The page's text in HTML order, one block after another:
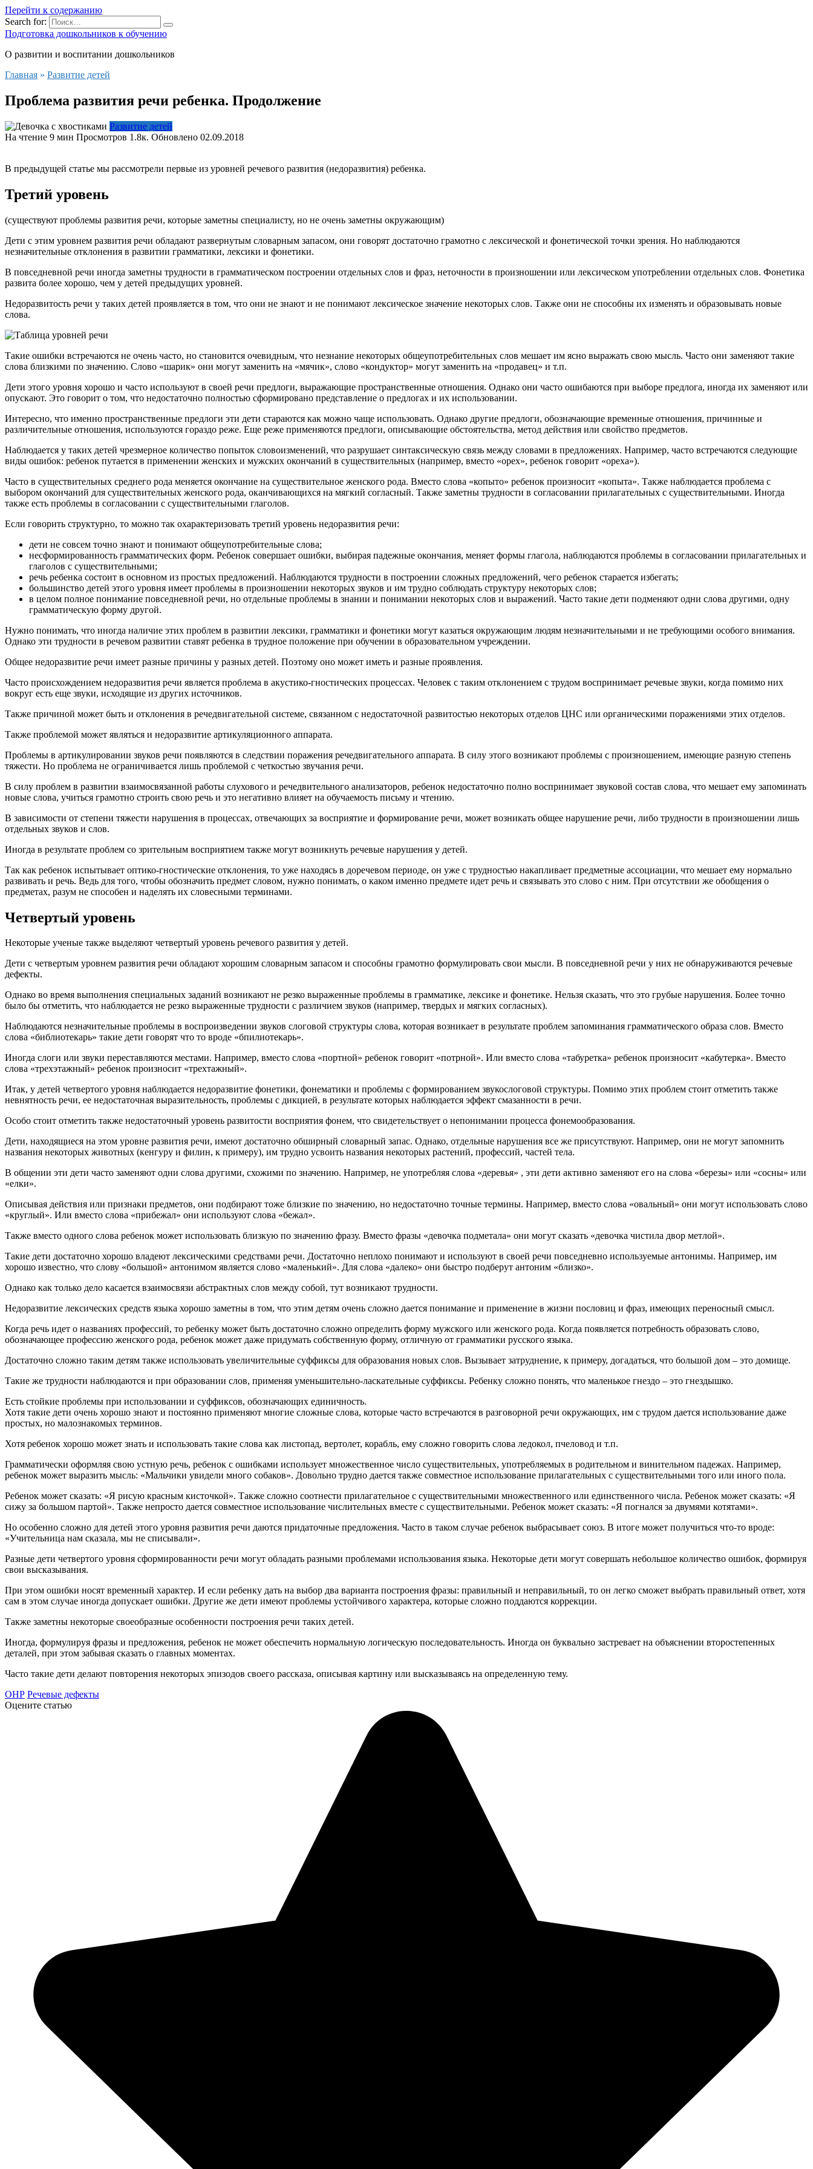
Перейти к содержанию
Search for:
Подготовка дошкольников к обучению
О развитии и воспитании дошкольников
Главная » Развитие детей
Проблема развития речи ребенка. Продолжение
Развитие детей
На чтение 9 мин Просмотров 1.8к. Обновлено 02.09.2018
В предыдущей статье мы рассмотрели первые из уровней речевого развития (недоразвития) ребенка.
Третий уровень
(существуют проблемы развития речи, которые заметны специалисту, но не очень заметны окружающим)
Дети с этим уровнем развития речи обладают развернутым словарным запасом, они говорят достаточно грамотно с лексической и фонетической точки зрения. Но наблюдаются
незначительные отклонения в развитии грамматики, лексики и фонетики.
В повседневной речи иногда заметны трудности в грамматическом построении отдельных слов и фраз, неточности в произношении или лексическом употреблении отдельных слов. Фонетика
развита более хорошо, чем у детей предыдущих уровней.
Недоразвитость речи у таких детей проявляется в том, что они не знают и не понимают лексическое значение некоторых слов. Также они не способны их изменять и образовывать новые
слова.
Такие ошибки встречаются не очень часто, но становится очевидным, что незнание некоторых общеупотребительных слов мешает им ясно выражать свою мысль. Часто они заменяют такие
слова близкими по значению. Слово «шарик» они могут заменить на «мячик», слово «кондуктор» могут заменить на «продавец» и т.п.
Дети этого уровня хорошо и часто используют в своей речи предлоги, выражающие пространственные отношения. Однако они часто ошибаются при выборе предлога, иногда их заменяют или
опускают. Это говорит о том, что недостаточно полностью сформировано представление о предлогах и их использовании.
Интересно, что именно пространственные предлоги эти дети стараются как можно чаще использовать. Однако другие предлоги, обозначающие временные отношения, причинные и
различительные отношения, используются гораздо реже. Еще реже применяются предлоги, описывающие обстоятельства, метод действия или свойство предметов.
Наблюдается у таких детей чрезмерное количество попыток словоизменений, что разрушает синтаксическую связь между словами в предложениях. Например, часто встречаются следующие
виды ошибок: ребенок путается в применении женских и мужских окончаний в существительных (например, вместо «орех», ребенок говорит «ореха»).
Часто в существительных среднего рода меняется окончание на существительное женского рода. Вместо слова «копыто» ребенок произносит «копыта». Также наблюдается проблема с
выбором окончаний для существительных женского рода, оканчивающихся на мягкий согласный. Также заметны трудности в согласовании прилагательных с существительными. Иногда
также есть проблемы в согласовании с существительными глаголов.
Если говорить структурно, то можно так охарактеризовать третий уровень недоразвития речи:
дети не совсем точно знают и понимают общеупотребительные слова;
несформированность грамматических форм. Ребенок совершает ошибки, выбирая падежные окончания, меняет формы глагола, наблюдаются проблемы в согласовании прилагательных и
глаголов с существительными;
речь ребенка состоит в основном из простых предложений. Наблюдаются трудности в построении сложных предложений, чего ребенок старается избегать;
большинство детей этого уровня имеет проблемы в произношении некоторых звуков и им трудно соблюдать структуру некоторых слов;
в целом полное понимание повседневной речи, но отдельные проблемы в знании и понимании некоторых слов и выражений. Часто такие дети подменяют одни слова другими, одну
грамматическую форму другой.
Нужно понимать, что иногда наличие этих проблем в развитии лексики, грамматики и фонетики могут казаться окружающим людям незначительными и не требующими особого внимания.
Однако эти трудности в речевом развитии ставят ребенка в трудное положение при обучении в образовательном учреждении.
Общее недоразвитие речи имеет разные причины у разных детей. Поэтому оно может иметь и разные проявления.
Часто происхождением недоразвития речи является проблема в акустико-гностических процессах. Человек с таким отклонением с трудом воспринимает речевые звуки, когда помимо них
вокруг есть еще звуки, исходящие из других источников.
Также причиной может быть и отклонения в речедвигательной системе, связанном с недостаточной развитостью некоторых отделов ЦНС или органическими поражениями этих отделов.
Также проблемой может являться и недоразвитие артикуляционного аппарата.
Проблемы в артикулировании звуков речи появляются в следствии поражения речедвигательного аппарата. В силу этого возникают проблемы с произношением, имеющие разную степень
тяжести. Но проблема не ограничивается лишь проблемой с четкостью звучания речи.
В силу проблем в развитии взаимосвязанной работы слухового и речедвительного анализаторов, ребенок недостаточно полно воспринимает звуковой состав слова, что мешает ему запоминать
новые слова, учиться грамотно строить свою речь и это негативно влияет на обучаемость письму и чтению.
В зависимости от степени тяжести нарушения в процессах, отвечающих за восприятие и формирование речи, может возникать общее нарушение речи, либо трудности в произношении лишь
отдельных звуков и слов.
Иногда в результате проблем со зрительным восприятием также могут возникнуть речевые нарушения у детей.
Так как ребенок испытывает оптико-гностические отклонения, то уже находясь в доречевом периоде, он уже с трудностью накапливает предметные ассоциации, что мешает ему нормально
развивать и речь. Ведь для того, чтобы обозначить предмет словом, нужно понимать, о каком именно предмете идет речь и связывать это слово с ним. При отсутствии же обобщения о
предметах, разум не способен и наделять их словесными терминами.
Четвертый уровень
Некоторые ученые также выделяют четвертый уровень речевого развития у детей.
Дети с четвертым уровнем развития речи обладают хорошим словарным запасом и способны грамотно формулировать свои мысли. В повседневной речи у них не обнаруживаются речевые
дефекты.
Однако во время выполнения специальных заданий возникают не резко выраженные проблемы в грамматике, лексике и фонетике. Нельзя сказать, что это грубые нарушения. Более точно
было бы отметить, что наблюдается не резко выраженные трудности с различием звуков (например, твердых и мягких согласных).
Наблюдаются незначительные проблемы в воспроизведении звуков слоговой структуры слова, которая возникает в результате проблем запоминания грамматического образа слов. Вместо
слова «библиотекарь» такие дети говорят что то вроде «бпилиотекарь».
Иногда слоги или звуки переставляются местами. Например, вместо слова «портной» ребенок говорит «потрной». Или вместо слова «табуретка» ребенок произносит «кабутерка». Вместо
слова «трехэтажный» ребенок произносит «трехтажный».
Итак, у детей четвертого уровня наблюдается недоразвитие фонетики, фонематики и проблемы с формированием звукослоговой структуры. Помимо этих проблем стоит отметить также
невнятность речи, ее недостаточная выразительность, проблемы с дикцией, в результате которых наблюдается эффект смазанности в речи.
Особо стоит отметить также недостаточный уровень развитости восприятия фонем, что свидетельствует о непонимании процесса фонемообразования.
Дети, находящиеся на этом уровне развития речи, имеют достаточно обширный словарный запас. Однако, отдельные нарушения все же присутствуют. Например, они не могут запомнить
названия некоторых животных (кенгуру и филин, к примеру), им трудно усвоить названия некоторых растений, профессий, частей тела.
В общении эти дети часто заменяют одни слова другими, схожими по значению. Например, не употребляя слова «деревья» , эти дети активно заменяют его на слова «березы» или «сосны» или
«елки».
Описывая действия или признаки предметов, они подбирают тоже близкие по значению, но недостаточно точные термины. Например, вместо слова «овальный» они могут использовать слово
«круглый». Или вместо слова «прибежал» они используют слова «бежал».
Также вместо одного слова ребенок может использовать близкую по значению фразу. Вместо фразы «девочка подметала» они могут сказать «девочка чистила двор метлой».
Такие дети достаточно хорошо владеют лексическими средствами речи. Достаточно неплохо понимают и используют в своей речи повседневно используемые антонимы. Например, им
хорошо известно, что слову «большой» антонимом является слово «маленький». Для слова «далеко» они быстро подберут антоним «близко».
Однако как только дело касается взаимосвязи абстрактных слов между собой, тут возникают трудности.
Недоразвитие лексических средств языка хорошо заметны в том, что этим детям очень сложно дается понимание и применение в жизни пословиц и фраз, имеющих переносный смысл.
Когда речь идет о названиях профессий, то ребенку может быть достаточно сложно определить форму мужского или женского рода. Когда появляется потребность образовать слово,
обозначающее профессию женского рода, ребенок может даже придумать собственную форму, отличную от грамматики русского языка.
Достаточно сложно таким детям также использовать увеличительные суффиксы для образования новых слов. Вызывает затруднение, к примеру, догадаться, что большой дом – это домище.
Такие же трудности наблюдаются и при образовании слов, применяя уменьшительно-ласкательные суффиксы. Ребенку сложно понять, что маленькое гнездо – это гнездышко.
Есть стойкие проблемы при использовании и суффиксов, обозначающих единичность.
Хотя такие дети очень хорошо знают и постоянно применяют многие сложные слова, которые часто встречаются в разговорной речи окружающих, им с трудом дается использование даже
простых, но малознакомых терминов.
Хотя ребенок хорошо может знать и использовать такие слова как листопад, вертолет, корабль, ему сложно говорить слова ледокол, пчеловод и т.п.
Грамматически оформляя свою устную речь, ребенок с ошибками использует множественное число существительных, употребляемых в родительном и винительном падежах. Например,
ребенок может выразить мысль: «Мальчики увидели много собаков». Довольно трудно дается также совместное использование прилагательных с существительными того или иного пола.
Ребенок может сказать: «Я рисую красным кисточкой». Также сложно соотнести прилагательное с существительными множественного или единственного числа. Ребенок может сказать: «Я
сижу за большом партой». Также непросто дается совместное использование числительных вместе с существительными. Ребенок может сказать: «Я погнался за двумями котятами».
Но особенно сложно для детей этого уровня развития речи даются придаточные предложения. Часто в таком случае ребенок выбрасывает союз. В итоге может получиться что-то вроде:
«Учительница нам сказала, мы не списывали».
Разные дети четвертого уровня сформированности речи могут обладать разными проблемами использования языка. Некоторые дети могут совершать небольшое количество ошибок, формируя
свои высказывания.
При этом ошибки носят временный характер. И если ребенку дать на выбор два варианта построения фразы: правильный и неправильный, то он легко сможет выбрать правильный ответ, хотя
сам в этом случае иногда допускает ошибки. Другие же дети имеют проблемы устойчивого характера, которые сложно поддаются коррекции.
Также заметны некоторые своеобразные особенности построения речи таких детей.
Иногда, формулируя фразы и предложения, ребенок не может обеспечить нормальную логическую последовательность. Иногда он буквально застревает на объяснении второстепенных
деталей, при этом забывая сказать о главных моментах.
Часто такие дети делают повторения некоторых эпизодов своего рассказа, описывая картину или высказываясь на определенную тему.
ОНР Речевые дефекты
Оцените статью